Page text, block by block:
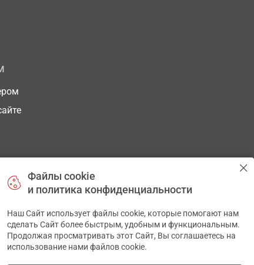
ЗДОРОВЬЯ
Файлы cookie
и политика конфиденциальности
Наш Сайт использует файлы cookie, которые помогают нам
сделать Сайт более быстрым, удобным и функциональным.
Продолжая просматривать этот Сайт, Вы соглашаетесь на
использование нами файлов cookie.
✕